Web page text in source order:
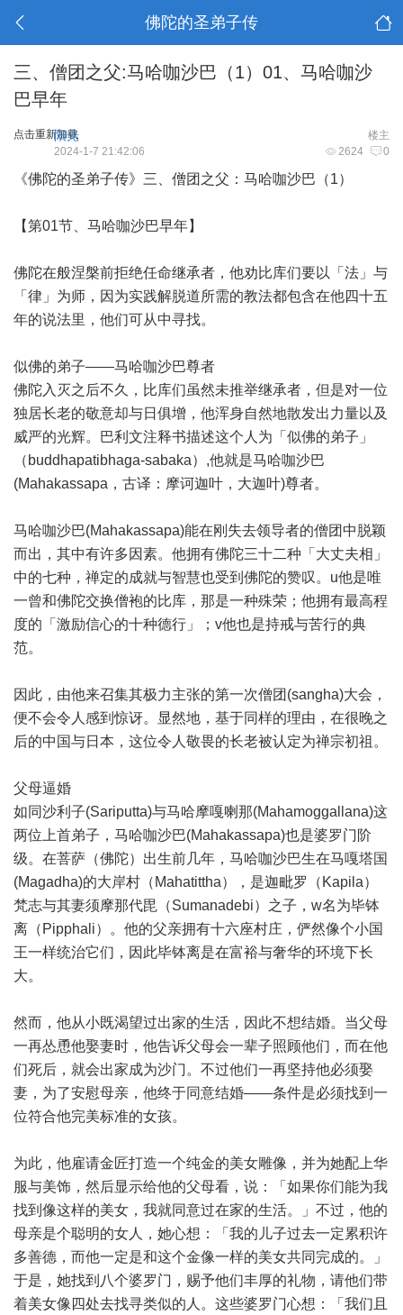
佛陀的圣弟子传
三、僧团之父:马哈咖沙巴（1）01、马哈咖沙
巴早年
点击重新加载 楼主
阳光
2624 0
2024-1-7 21:42:06
《佛陀的圣弟子传》三、僧团之父：马哈咖沙巴（1）
【第01节、马哈咖沙巴早年】
佛陀在般涅槃前拒绝任命继承者，他劝比库们要以「法」与
「律」为师，因为实践解脱道所需的教法都包含在他四十五
年的说法里，他们可从中寻找。
似佛的弟子——马哈咖沙巴尊者
佛陀入灭之后不久，比库们虽然未推举继承者，但是对一位
独居长老的敬意却与日俱增，他浑身自然地散发出力量以及
威严的光辉。巴利文注释书描述这个人为「似佛的弟子」
（buddhapatibhaga-sabaka）,他就是马哈咖沙巴
(Mahakassapa，古译：摩诃迦叶，大迦叶)尊者。
马哈咖沙巴(Mahakassapa)能在刚失去领导者的僧团中脱颖
而出，其中有许多因素。他拥有佛陀三十二种「大丈夫相」
中的七种，禅定的成就与智慧也受到佛陀的赞叹。u他是唯
一曾和佛陀交换僧袍的比库，那是一种殊荣；他拥有最高程
度的「激励信心的十种德行」；v他也是持戒与苦行的典
范。
因此，由他来召集其极力主张的第一次僧团(sangha)大会，
便不会令人感到惊讶。显然地，基于同样的理由，在很晚之
后的中国与日本，这位令人敬畏的长老被认定为禅宗初祖。
父母逼婚
如同沙利子(Sariputta)与马哈摩嘎喇那(Mahamoggallana)这
两位上首弟子，马哈咖沙巴(Mahakassapa)也是婆罗门阶
级。在菩萨（佛陀）出生前几年，马哈咖沙巴生在马嘎塔国
(Magadha)的大岸村（Mahatittha），是迦毗罗（Kapila）
梵志与其妻须摩那代毘（Sumanadebi）之子，w名为毕钵
离（Pipphali）。他的父亲拥有十六座村庄，俨然像个小国
王一样统治它们，因此毕钵离是在富裕与奢华的环境下长
大。
然而，他从小既渴望过出家的生活，因此不想结婚。当父母
一再怂恿他娶妻时，他告诉父母会一辈子照顾他们，而在他
们死后，就会出家成为沙门。不过他们一再坚持他必须娶
妻，为了安慰母亲，他终于同意结婚——条件是必须找到一
位符合他完美标准的女孩。
为此，他雇请金匠打造一个纯金的美女雕像，并为她配上华
服与美饰，然后显示给他的父母看，说：「如果你们能为我
找到像这样的美女，我就同意过在家的生活。」不过，他的
母亲是个聪明的女人，她心想：「我的儿子过去一定累积许
多善德，而他一定是和这个金像一样的美女共同完成的。」
于是，她找到八个婆罗门，赐予他们丰厚的礼物，请他们带
着美女像四处去找寻类似的人。这些婆罗门心想：「我们且